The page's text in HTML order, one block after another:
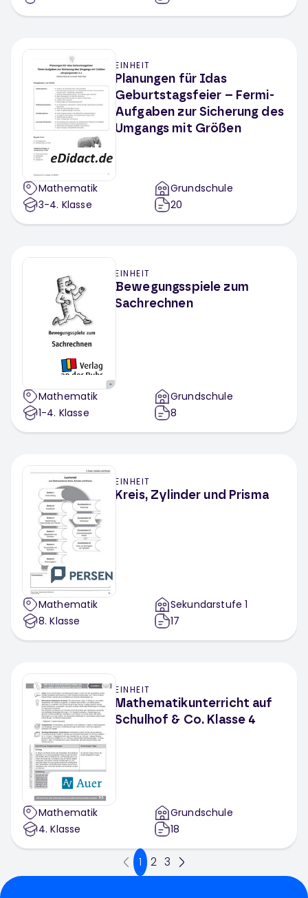
EINHEIT
Planungen für Idas
Geburtstagsfeier – Fermi-
Aufgaben zur Sicherung des
Umgangs mit Größen
Mathematik
3-4. Klasse
Grundschule
20
EINHEIT
Bewegungsspiele zum
Sachrechnen
Mathematik
1-4. Klasse
Grundschule
8
EINHEIT
Kreis, Zylinder und Prisma
Mathematik
8. Klasse
Sekundarstufe 1
17
EINHEIT
Mathematikunterricht auf
Schulhof & Co. Klasse 4
Mathematik
4. Klasse
Grundschule
18
1 2 3